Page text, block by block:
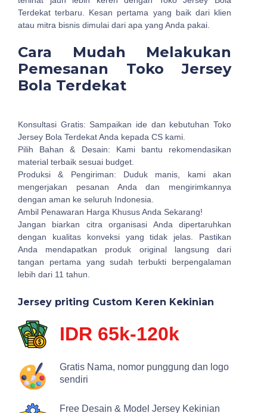
Terdekat terbaru. Kesan pertama yang baik dari klien
atau mitra bisnis dimulai dari apa yang Anda pakai.
Cara Mudah Melakukan
Pemesanan Toko Jersey
Bola Terdekat
Konsultasi Gratis: Sampaikan ide dan kebutuhan Toko
Jersey Bola Terdekat Anda kepada CS kami.
Pilih Bahan & Desain: Kami bantu rekomendasikan
material terbaik sesuai budget.
Produksi & Pengiriman: Duduk manis, kami akan
mengerjakan pesanan Anda dan mengirimkannya
dengan aman ke seluruh Indonesia.
Ambil Penawaran Harga Khusus Anda Sekarang!
Jangan biarkan citra organisasi Anda dipertaruhkan
dengan kualitas konveksi yang tidak jelas. Pastikan
Anda mendapatkan produk original langsung dari
tangan pertama yang sudah terbukti berpengalaman
lebih dari 11 tahun.
Jersey priting Custom Keren Kekinian
IDR 65k-120k
Gratis Nama, nomor punggung dan logo
sendiri
Free Desain & Model Jersey Kekinian